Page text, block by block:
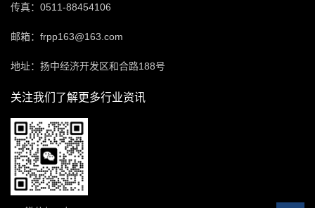
传真：0511-88454106
邮箱：frpp163@163.com
地址：扬中经济开发区和合路188号
关注我们了解更多行业资讯